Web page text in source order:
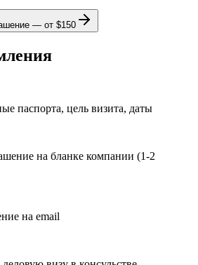
— от $150
паспорта, цель визита, даты
на бланке компании (1-2
на email